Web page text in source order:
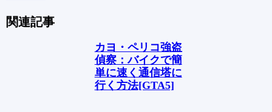
関連記事
カヨ・ペリコ強盗
偵察：バイクで簡
単に速く通信塔に
行く方法[GTA5]